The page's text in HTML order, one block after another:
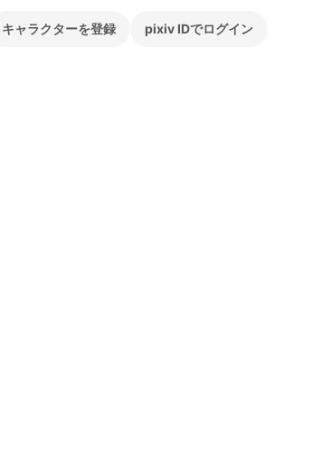
キャラクターを登録 pixiv IDでログイン